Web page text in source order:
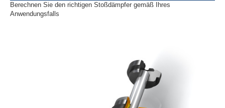
Berechnen Sie den richtigen Stoßdämpfer gemäß Ihres
Anwendungsfalls